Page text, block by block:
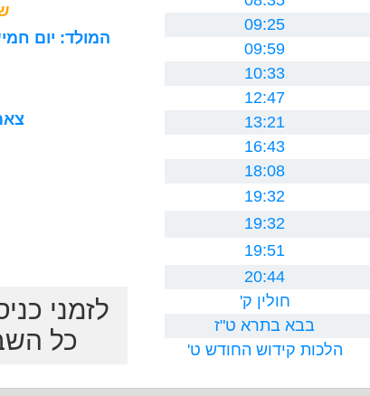
09:25
09:59
10:33
12:47
13:21
16:43
18:08
19:32
19:32
19:51
20:44
חולין ק'
בבא בתרא ט"ז
הלכות קידוש החודש ט'
המולד: יום חמישי, בשעה 8
לזמני
כל